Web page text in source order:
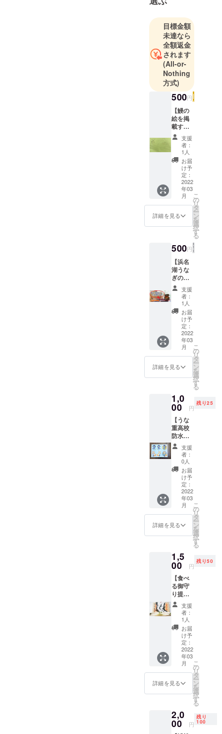
います。
コロナ禍で
も青春と地
域を守り抜
き、今まで
浜名湖うな
ぎを支えて
くれた地元
への恩返し
となるよう
地域活性化
となる事業
を展開して
います。
目標金額
未達なら
全額返金
されます
(All-or-
Nothing
方式)
500円
【鰻の
絵を掲
載する
権
利！】
浜名湖
立うな
重高校
公式
Instagr
amでご
自身が
描いた
鰻、イ
ルちゃ
ん、ま
ちゃん
の絵を
１枚に
つき1回
掲載し
ます。
投稿期
限は
2022年
8月31日
としま
す。
Instagr
amの型
枠は正
方形な
ので、
正方形
るよう
に絵を
お描き
くださ
い。送
り方は
メール
でデー
タを添
付して
お送り
くださ
い。ス
キャナ
でのお
取込み
頂くの
写真で
撮影し
て送っ
て頂い
ても構
いませ
ん。ま
た何枚
送って
頂いて
も構い
ませ
ん。塗
り絵
データ
もある
ので、
出くだ
さい。
ご紹介
支援
者：
1人
お届
け予
定：
2022
年03
月
詳細を見る
こ
の
リ
タ
ー
ン
を
選
択
す
る
500円
【浜名
湖うな
ぎの
キャッ
チフ
レーズ
を掲載
する権
利！】
浜名湖
立うな
重高校
公式
Twitter
でご自
身が考
名湖う
なぎの
キャッ
チフ
レーズ
を1作品
につき1
回投稿
しま
す。ご
紹介頂
いた
キャッ
チフ
レーズ
につい
ては、
めに浜
名湖立
うな重
高校、
浜名湖
養魚漁
業協同
組合、
青鰻会
にて使
わせて
頂く場
合があ
りま
す。投
稿期限
は2022
年8月31
Twitter
は文字
数制限
支援
者：
1人
お届
け予
定：
2022
年03
月
詳細を見る
こ
の
リ
タ
ー
ン
を
選
択
す
る
1,0
00 円
残り25
【うな
重高校
防水ス
テッ
カー提
供！】
浜名湖
立うな
重高校
うなぎ
部部長
「イル
ちゃ
ん」と
お米部
部長
かちゃ
ん」の
防水ス
テッ
カー1
枚。台
紙はA4
サイズ
で、台
紙1枚に
つき合
計6枚
（イル
ちゃん3
枚・ま
いか
ちゃん3
ついて
いま
す。 ア
支援
者：
0人
お届
け予
定：
2022
年03
月
詳細を見る
こ
の
リ
タ
ー
ン
を
選
択
す
る
1,5
00 円
残り50
【食べ
る御守
り提
供！】
日本一
の兵
「真田
幸村」
の子孫
の神社
「天王
宮大歳
神社」
で御祈
祷した
鰻昇り
山椒
「山勝
祈願」
支援
者：
1人
お届
け予
定：
2022
年03
月
詳細を見る
こ
の
リ
タ
ー
ン
を
選
択
す
る
2,0
00 円
残り
100